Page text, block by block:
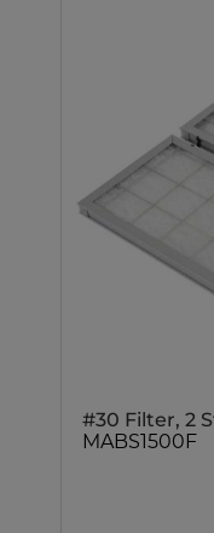
#30 Filter, 2
MABS1500F